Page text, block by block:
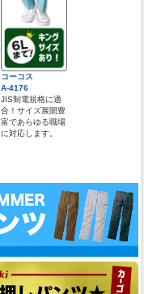
コーコス
A-4176
JIS制電規格に適
合！サイズ展開豊
富であらゆる職場
に対応します。